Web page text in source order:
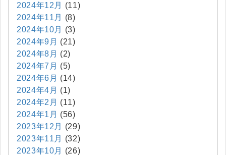
2024年12月
(11)
2024年11月
(8)
2024年10月
(3)
2024年9月 (21)
2024年8月 (2)
2024年7月 (5)
2024年6月 (14)
2024年4月 (1)
2024年2月 (11)
2024年1月 (56)
2023年12月
(29)
2023年11月
(32)
2023年10月
(26)